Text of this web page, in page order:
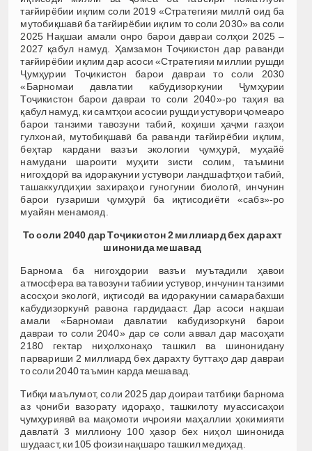
тағйирёбии иқлим соли 2019 «Стратегияи миллӣ оид ба
мутобиқшавӣ ба тағйирёбии иқлим то соли 2030» ва соли
2025 Нақшаи амали онро барои давраи солҳои 2025 –
2027 қабул намуд. Ҳамзамон Тоҷикистон дар раванди
тағйирёбии иқлим дар асоси «Стратегияи миллии рушди
Ҷумҳурии Тоҷикистон барои давраи то соли 2030
«Барномаи давлатии кабудизоркунии Ҷумҳурии
Тоҷикистон барои давраи то соли 2040»-ро таҳия ва
қабул намуд, ки самтҳои асосии рушди устувори ҷомеаро
барои танзими тавозуни табиӣ, коҳиши ҳаҷми газҳои
гулхонаӣ, мутобиқшавӣ ба раванди тағйирёбии иқлим,
беҳтар кардани вазъи экологии ҷумҳурӣ, муҳайё
намудани шароити муҳити зисти солим, таъмини
нигоҳдорӣ ва идоракунии устувори ландшафтҳои табиӣ,
ташаккулдиҳии захираҳои гуногунии биологӣ, инчунин
барои гузариши ҷумҳурӣ ба иқтисодиёти «сабз»-ро
муайян менамояд.
То соли 2040 дар Тоҷикистон 2 миллиард бех дарахт
шинонида мешавад
Барнома ба нигоҳдории вазъи муътадили ҳавои
атмосфера ва тавозуни табиии устувор, инчунин танзими
асосҳои экологӣ, иқтисодӣ ва идоракунии самарабахши
кабудизоркунӣ равона гардидааст. Дар асоси нақшаи
амали «Барномаи давлатии кабудизоркунӣ барои
давраи то соли 2040» дар се соли аввал дар масоҳати
2180 гектар ниҳолхонаҳо ташкил ва шинонидану
парвариши 2 миллиард бех дарахту буттаҳо дар давраи
то соли 2040 таъмин карда мешавад.
Тибқи маълумот, соли 2025 дар доираи татбиқи барнома
аз ҷониби вазорату идораҳо, ташкилоту муассисаҳои
ҷумҳуриявӣ ва мақомоти иҷроияи маҳаллии ҳокимияти
давлатӣ 3 миллиону 100 ҳазор бех ниҳол шинонида
шудааст, ки 105 фоизи нақшаро ташкил медиҳад.